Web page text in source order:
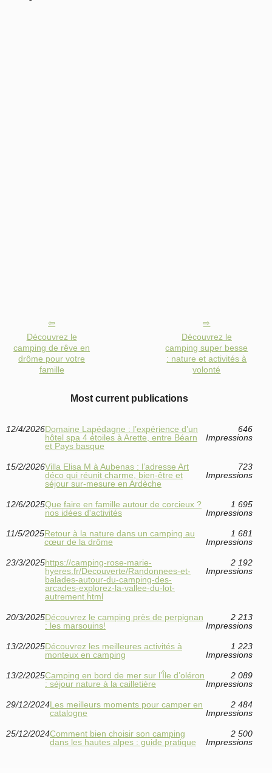
Découvrez le
camping de rêve en
drôme pour votre
famille
Découvrez le
camping super besse
: nature et activités à
volonté
Most current publications
12/4/2026Domaine Lapédagne : l’expérience d’un
hôtel spa 4 étoiles à Arette, entre Béarn
et Pays basque
646
Impressions
15/2/2026Villa Elisa M à Aubenas : l’adresse Art
déco qui réunit charme, bien-être et
séjour sur-mesure en Ardèche
723
Impressions
12/6/2025Que faire en famille autour de corcieux ?
nos idées d'activités
1 695
Impressions
11/5/2025Retour à la nature dans un camping au
cœur de la drôme
1 681
Impressions
23/3/2025https://camping-rose-marie-
hyeres.fr/Decouverte/Randonnees-et-
balades-autour-du-camping-des-
arcades-explorez-la-vallee-du-lot-
autrement.html
2 192
Impressions
20/3/2025Découvrez le camping près de perpignan
: les marsouins!
2 213
Impressions
13/2/2025Découvrez les meilleures activités à
monteux en camping
1 223
Impressions
13/2/2025Camping en bord de mer sur l’Île d’oléron
: séjour nature à la cailletière
2 089
Impressions
29/12/2024Les meilleurs moments pour camper en
catalogne
2 484
Impressions
25/12/2024Comment bien choisir son camping
dans les hautes alpes : guide pratique
2 500
Impressions